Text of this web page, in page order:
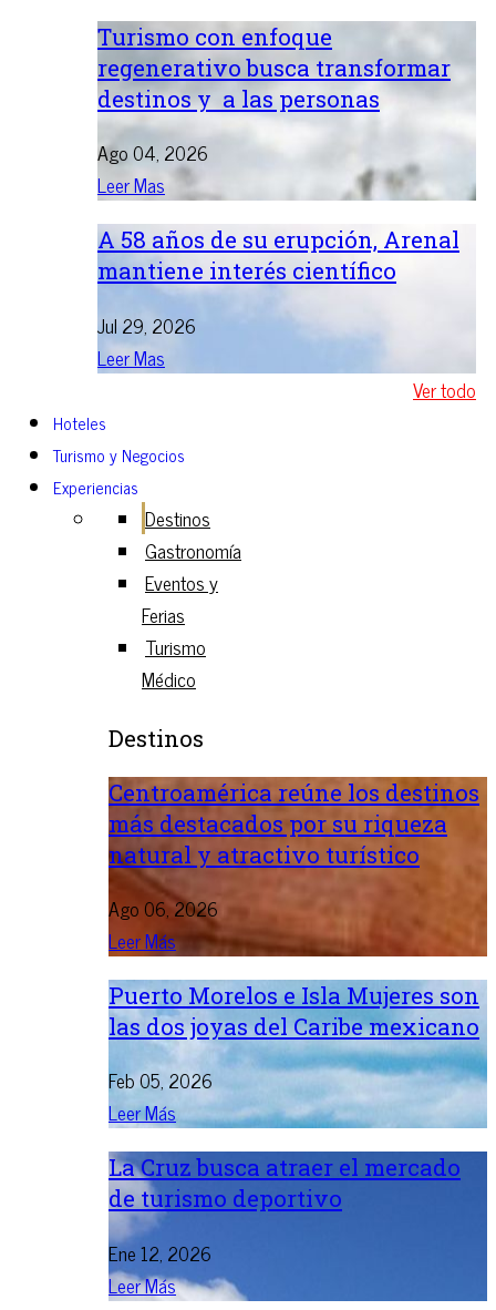
Turismo con enfoque
regenerativo busca transformar
destinos y a las personas
Ago 04, 2026
Leer Mas
A 58 años de su erupción, Arenal
mantiene interés científico
Jul 29, 2026
Leer Mas
Ver todo
Hoteles
Turismo y Negocios
Experiencias
Destinos
Gastronomía
Eventos y
Ferias
Turismo
Médico
Destinos
Centroamérica reúne los destinos
más destacados por su riqueza
natural y atractivo turístico
Ago 06, 2026
Leer Más
Puerto Morelos e Isla Mujeres son
las dos joyas del Caribe mexicano
Feb 05, 2026
Leer Más
La Cruz busca atraer el mercado
de turismo deportivo
Ene 12, 2026
Leer Más